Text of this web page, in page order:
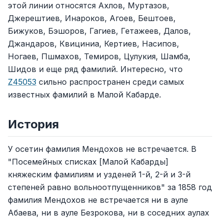
этой линии относятся Ахлов, Муртазов,
Джерештиев, Инароков, Агоев, Бештоев,
Бижуков, Бэшоров, Гагиев, Гетажеев, Далов,
Джандаров, Квициниа, Кертиев, Насипов,
Ногаев, Пшмахов, Темиров, Цулукия, Шамба,
Шидов и еще ряд фамилий. Интересно, что
Z45053 сильно распространен среди самых
известных фамилий в Малой Кабарде.
История
У осетин фамилия Мендохов не встречается. В
"Посемейных списках [Малой Кабарды]
княжеским фамилиям и узденей 1-й, 2-й и 3-й
степеней равно вольноотпущенников" за 1858 год
фамилия Мендохов не встречается ни в ауле
Абаева, ни в ауле Безрокова, ни в соседних аулах